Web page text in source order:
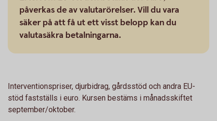
påverkas de av valutarörelser. Vill du vara
säker på att få ut ett visst belopp kan du
valutasäkra betalningarna.
Interventionspriser, djurbidrag, gårdsstöd och andra EU-
stöd fastställs i euro. Kursen bestäms i månadsskiftet
september/oktober.